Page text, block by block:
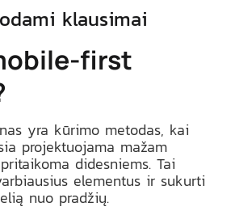
klausimai
first
yra kūrimo metodas, kai
projektuojama mažam
didesniems. Tai
elementus ir sukurti
nuo pradžių.